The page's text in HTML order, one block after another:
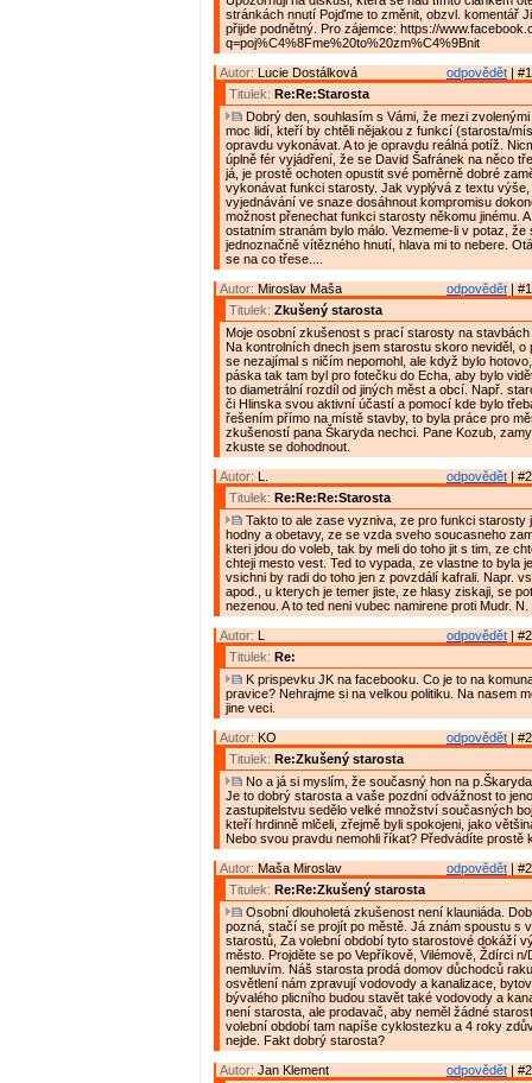
stránkách nnutí Pojďme to změnit, obzvl. komentář
přijde podnětný. Pro zájemce: https://
q=poj%C4%8Fme%20to%20zm%C4%9Bnit
odpovědět |
Autor: Lucie Dostálková
Titulek: Re:Re:Starosta
Dobrý den, souhlasím s Vámi, že mezi
moc lidí, kteří by chtěli nějakou z funkcí (starosta/
opravdu vykonávat. A to je opravdu reálná potíž.
úplně fér vyjádření, že se David Šafránek na něco
já, je prostě ochoten opustit své poměrně dobré
vykonávat funkci starosty. Jak vyplývá z textu
vyjednávání ve snaze dosáhnout kompromisu
možnost přenechat funkci starosty někomu jinému.
ostatním stranám bylo málo. Vezmeme-li v potaz, že
jednoznačně vítězného hnutí, hlava mi to nebere.
se na co třese....
odpovědět |
Autor: Miroslav Maša
Titulek: Zkušený starosta
Moje osobní zkušenost s prací starosty na
Na kontrolních dnech jsem starostu skoro neviděl, o
se nezajímal s ničím nepomohl, ale když bylo
páska tak tam byl pro fotečku do Echa, aby bylo
to diametrální rozdíl od jiných měst a obcí. Např.
či Hlinska svou aktivní účastí a pomocí kde bylo
řešením přímo na místě stavby, to byla práce pro
zkušeností pana Škaryda nechci. Pane Kozub,
zkuste se dohodnout.
odpovědět |
Autor: L.
Titulek: Re:Re:Re:Starosta
Takto to ale zase vyzniva, ze pro funkci starosty
hodny a obetavy, ze se vzda sveho soucasneho
kteri jdou do voleb, tak by meli do toho jit s tim, ze
chteji mesto vest. Ted to vypada, ze vlastne to byla
vsichni by radi do toho jen z povzdálí kafrali. Napr.
apod., u kterych je temer jiste, ze hlasy ziskaji, se
nezenou. A to ted neni vubec namirene proti Mudr. N.
odpovědět |
Autor: L
Titulek: Re:
K prispevku JK na facebooku. Co je to na
pravice? Nehrajme si na velkou politiku. Na nasem
jine veci.
odpovědět |
Autor: KO
Titulek: Re:Zkušený starosta
No a já si myslím, že současný hon na
Je to dobrý starosta a vaše pozdní odvážnost to
zastupitelstvu sedělo velké množství současných
kteří hrdinně mlčeli, zřejmě byli spokojeni, jako
Nebo svou pravdu nemohli říkat? Předvádíte prostě
odpovědět |
Autor: Maša Miroslav
Titulek: Re:Re:Zkušený starosta
Osobní dlouholetá zkušenost není klauniáda.
pozná, stačí se projít po městě. Já znám spoustu s
starostů, Za volební období tyto starostové dokáží
město. Projděte se po Vepříkově, Vilémově, Ždírci n/
nemluvím. Náš starosta prodá domov důchodců
osvětlení nám zpravují vodovody a kanalizace,
bývalého plicního budou stavět také vodovody a
není starosta, ale prodavač, aby neměl žádné
volební období tam napíše cyklostezku a 4 roky
nejde. Fakt dobrý starosta?
odpovědět |
Autor: Jan Klement